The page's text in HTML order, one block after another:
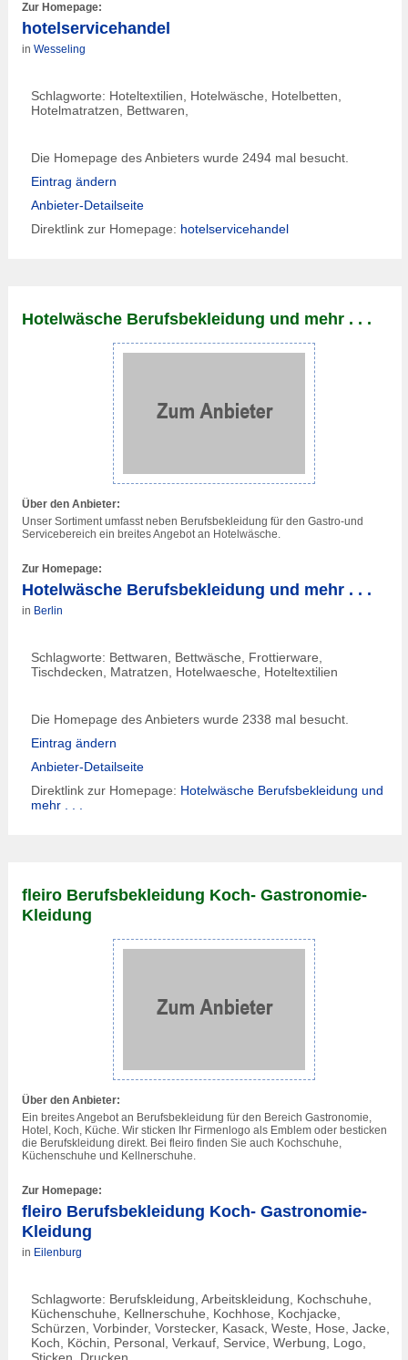
Zur Homepage:
hotelservicehandel
in Wesseling
Schlagworte: Hoteltextilien, Hotelwäsche, Hotelbetten,
Hotelmatratzen, Bettwaren,
Die Homepage des Anbieters wurde 2494 mal besucht.
Eintrag ändern
Anbieter-Detailseite
Direktlink zur Homepage: hotelservicehandel
Hotelwäsche Berufsbekleidung und mehr . . .
Über den Anbieter:
Unser Sortiment umfasst neben Berufsbekleidung für den Gastro-und
Servicebereich ein breites Angebot an Hotelwäsche.
Zur Homepage:
Hotelwäsche Berufsbekleidung und mehr . . .
in Berlin
Schlagworte: Bettwaren, Bettwäsche, Frottierware,
Tischdecken, Matratzen, Hotelwaesche, Hoteltextilien
Die Homepage des Anbieters wurde 2338 mal besucht.
Eintrag ändern
Anbieter-Detailseite
Direktlink zur Homepage: Hotelwäsche Berufsbekleidung und
mehr . . .
fleiro Berufsbekleidung Koch- Gastronomie-
Kleidung
Über den Anbieter:
Ein breites Angebot an Berufsbekleidung für den Bereich Gastronomie,
Hotel, Koch, Küche. Wir sticken Ihr Firmenlogo als Emblem oder besticken
die Berufskleidung direkt. Bei fleiro finden Sie auch Kochschuhe,
Küchenschuhe und Kellnerschuhe.
Zur Homepage:
fleiro Berufsbekleidung Koch- Gastronomie-
Kleidung
in Eilenburg
Schlagworte: Berufskleidung, Arbeitskleidung, Kochschuhe,
Küchenschuhe, Kellnerschuhe, Kochhose, Kochjacke,
Schürzen, Vorbinder, Vorstecker, Kasack, Weste, Hose, Jacke,
Koch, Köchin, Personal, Verkauf, Service, Werbung, Logo,